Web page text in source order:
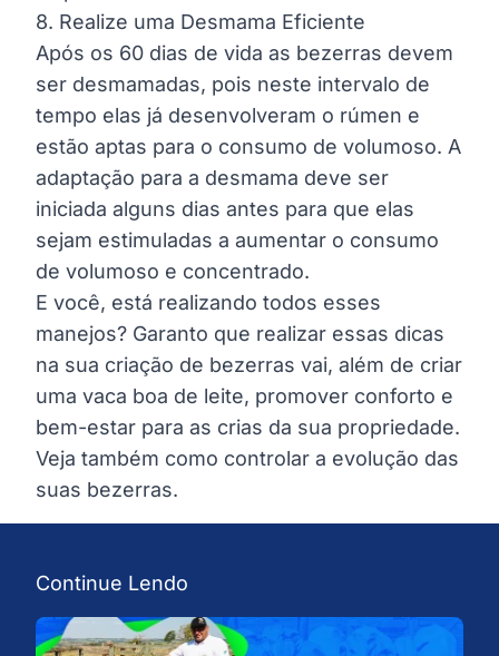
8. Realize uma Desmama Eficiente
Após os 60 dias de vida as bezerras devem
ser desmamadas, pois neste intervalo de
tempo elas já desenvolveram o rúmen e
estão aptas para o consumo de volumoso. A
adaptação para a desmama deve ser
iniciada alguns dias antes para que elas
sejam estimuladas a aumentar o consumo
de volumoso e concentrado.
E você, está realizando todos esses
manejos? Garanto que realizar essas dicas
na sua criação de bezerras vai, além de criar
uma vaca boa de leite, promover conforto e
bem-estar para as crias da sua propriedade.
Veja também como controlar a evolução das
suas bezerras.
Continue Lendo